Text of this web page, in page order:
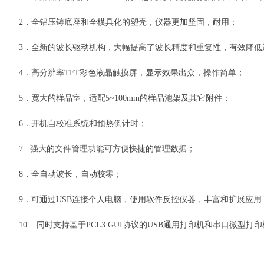
2．全铝压铸底座和全模具化的塑壳，仪器更加坚固，耐用；
3．全新的波长驱动机构，大幅提高了波长精度和重复性，有效降低
4．高分辨率TFT彩色液晶触摸屏，显示效果出众，操作简单；
5．宽大的样品室，适配5~100mm的样品池架及其它附件；
6．开机自校准系统和预热倒计时；
7. 强大的文件管理功能可方便快捷的管理数据；
8．全自动波长，自动校零；
9．可通过USB连接个人电脑，使用软件反控仪器，丰富和扩展应用
10. 同时支持基于PCL3 GUI协议的USB通用打印机和串口微型打印